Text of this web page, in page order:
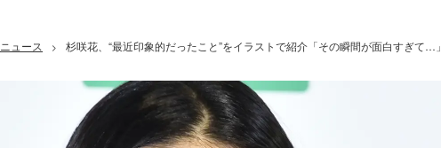
ニュース > 杉咲花、“最近印象的だったこと”をイラストで紹介「その瞬間が面白すぎて…」